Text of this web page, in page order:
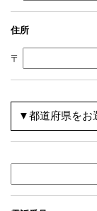
住所
〒